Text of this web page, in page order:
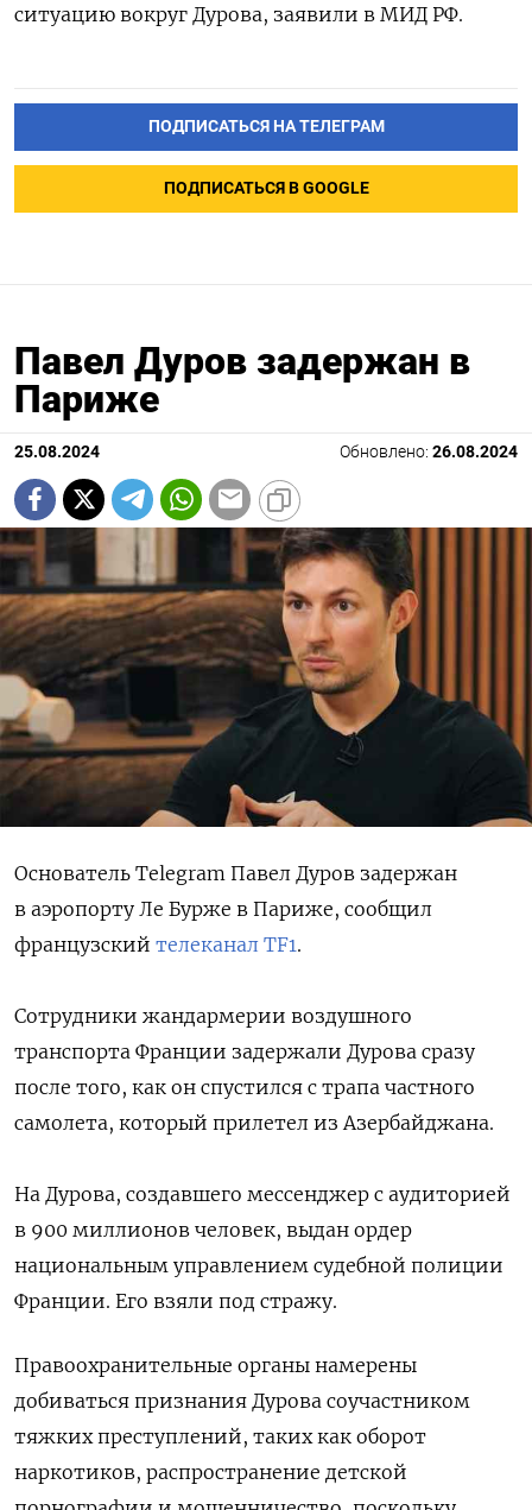
ситуацию вокруг Дурова, заявили в МИД РФ.
ПОДПИСАТЬСЯ НА ТЕЛЕГРАМ
ПОДПИСАТЬСЯ В GOOGLE
Павел Дуров задержан в
Париже
25.08.2024 Обновлено: 26.08.2024
Основатель Telegram Павел Дуров задержан
в аэропорту Ле Бурже в Париже, сообщил
французский телеканал TF1.
Сотрудники жандармерии воздушного
транспорта Франции задержали Дурова сразу
после того, как он спустился с трапа частного
самолета, который прилетел из Азербайджана.
На Дурова, создавшего мессенджер с аудиторией
в 900 миллионов человек, выдан ордер
национальным управлением судебной полиции
Франции. Его взяли под стражу.
Правоохранительные органы намерены
добиваться признания Дурова соучастником
тяжких преступлений, таких как оборот
наркотиков, распространение детской